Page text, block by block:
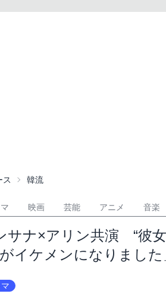
ス 韓流
映画 芸能 アニメ 音楽
サナ×アリン共演 “彼
イケメンになりました
マ